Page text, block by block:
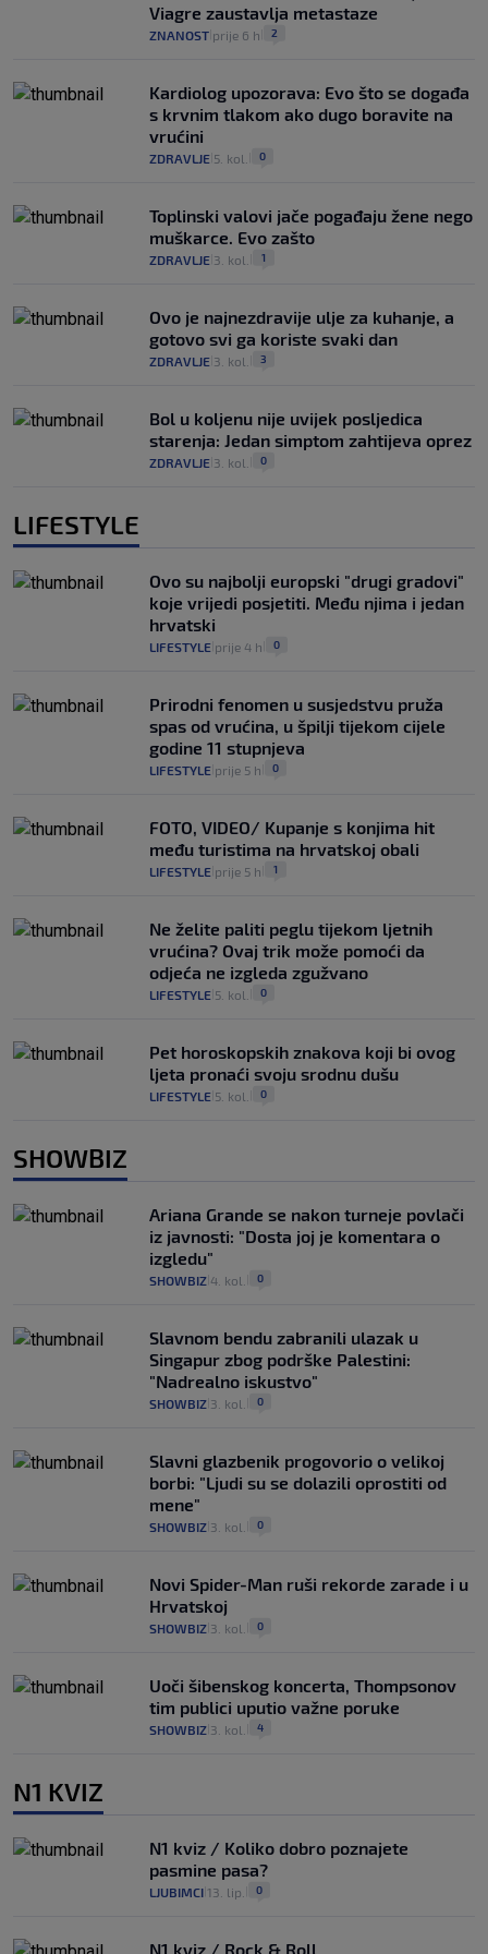
Viagre zaustavlja metastaze
ZNANOST prije 6 h 2
Kardiolog upozorava: Evo što se događa
s krvnim tlakom ako dugo boravite na
vrućini
ZDRAVLJE 5. kol. 0
Toplinski valovi jače pogađaju žene nego
muškarce. Evo zašto
ZDRAVLJE 3. kol. 1
Ovo je najnezdravije ulje za kuhanje, a
gotovo svi ga koriste svaki dan
ZDRAVLJE 3. kol. 3
Bol u koljenu nije uvijek posljedica
starenja: Jedan simptom zahtijeva oprez
ZDRAVLJE 3. kol. 0
LIFESTYLE
Ovo su najbolji europski "drugi gradovi"
koje vrijedi posjetiti. Među njima i jedan
hrvatski
LIFESTYLE prije 4 h 0
Prirodni fenomen u susjedstvu pruža
spas od vrućina, u špilji tijekom cijele
godine 11 stupnjeva
LIFESTYLE prije 5 h 0
FOTO, VIDEO/ Kupanje s konjima hit
među turistima na hrvatskoj obali
LIFESTYLE prije 5 h 1
Ne želite paliti peglu tijekom ljetnih
vrućina? Ovaj trik može pomoći da
odjeća ne izgleda zgužvano
LIFESTYLE 5. kol. 0
Pet horoskopskih znakova koji bi ovog
ljeta pronaći svoju srodnu dušu
LIFESTYLE 5. kol. 0
SHOWBIZ
Ariana Grande se nakon turneje povlači
iz javnosti: "Dosta joj je komentara o
izgledu"
SHOWBIZ 4. kol. 0
Slavnom bendu zabranili ulazak u
Singapur zbog podrške Palestini:
"Nadrealno iskustvo"
SHOWBIZ 3. kol. 0
Slavni glazbenik progovorio o velikoj
borbi: "Ljudi su se dolazili oprostiti od
mene"
SHOWBIZ 3. kol. 0
Novi Spider-Man ruši rekorde zarade i u
Hrvatskoj
SHOWBIZ 3. kol. 0
Uoči šibenskog koncerta, Thompsonov
tim publici uputio važne poruke
SHOWBIZ 3. kol. 4
N1 KVIZ
N1 kviz / Koliko dobro poznajete
pasmine pasa?
LJUBIMCI 13. lip. 0
N1 kviz / Rock & Roll